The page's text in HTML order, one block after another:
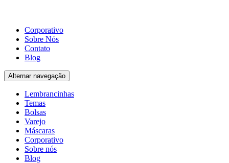
Corporativo
Sobre Nós
Contato
Blog
Alternar navegação
Lembrancinhas
Temas
Bolsas
Varejo
Máscaras
Corporativo
Sobre nós
Blog